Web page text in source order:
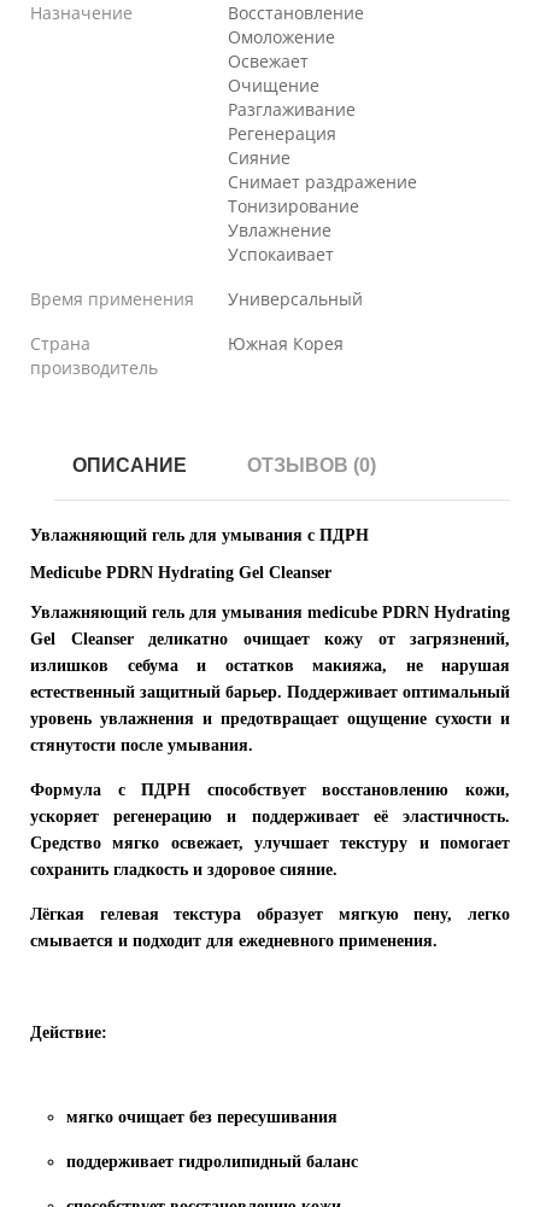
Назначение
Восстановление
Омоложение
Освежает
Очищение
Разглаживание
Регенерация
Сияние
Снимает раздражение
Тонизирование
Увлажнение
Успокаивает
Время применения
Универсальный
Страна
производитель
Южная Корея
ОПИСАНИЕ ОТЗЫВОВ (0)
Увлажняющий гель для умывания с ПДРН
Medicube PDRN Hydrating Gel Cleanser
Увлажняющий гель для умывания medicube PDRN Hydrating
Gel Cleanser деликатно очищает кожу от загрязнений,
излишков себума и остатков макияжа, не нарушая
естественный защитный барьер. Поддерживает оптимальный
уровень увлажнения и предотвращает ощущение сухости и
стянутости после умывания.
Формула с ПДРН способствует восстановлению кожи,
ускоряет регенерацию и поддерживает её эластичность.
Средство мягко освежает, улучшает текстуру и помогает
сохранить гладкость и здоровое сияние.
Лёгкая гелевая текстура образует мягкую пену, легко
смывается и подходит для ежедневного применения.
Действие:
мягко очищает без пересушивания
поддерживает гидролипидный баланс